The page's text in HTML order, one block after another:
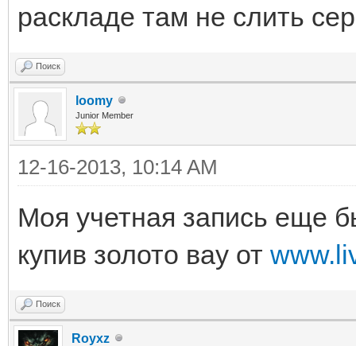
раскладе там не слить
Поиск
loomy
Junior Member
12-16-2013, 10:14 AM
Моя учетная запись еще
купив золото вау от
Поиск
Royxz